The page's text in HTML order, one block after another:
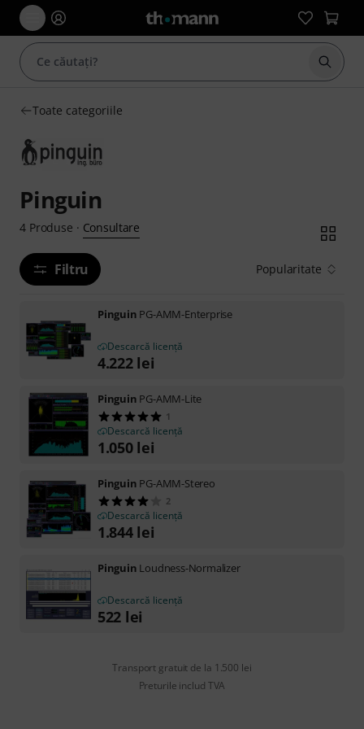
Toate categoriile
Pinguin
4 Produse · Consultare
Filtru Popularitate
Pinguin PG-AMM-Enterprise
Descarcă licență
4.222 lei
Pinguin PG-AMM-Lite
1
Descarcă licență
1.050 lei
Pinguin PG-AMM-Stereo
2
Descarcă licență
1.844 lei
Pinguin Loudness-Normalizer
Descarcă licență
522 lei
Transport gratuit de la 1.500 lei
Preturile includ TVA